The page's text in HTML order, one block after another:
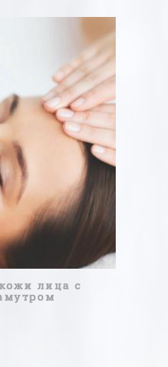
€
БОЛЬШЕ
лица с